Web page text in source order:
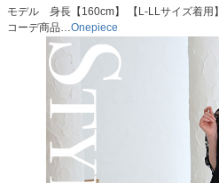
モデル 身長【160cm】 【L-LLサイズ着用】
コーデ商品… Onepiece